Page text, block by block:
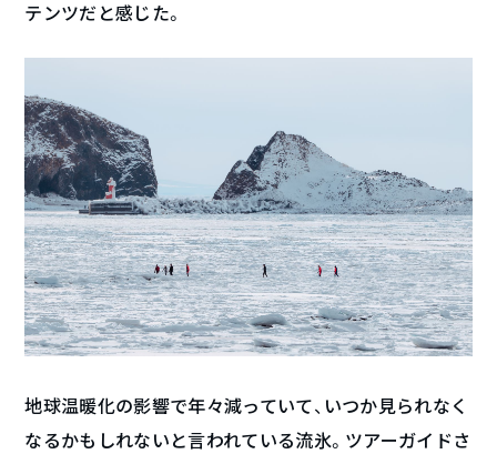
テンツだと感じた。
地球温暖化の影響で年々減っていて、いつか見られなく
なるかもしれないと言われている流氷。ツアーガイドさ